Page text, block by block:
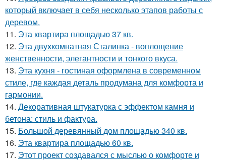
который включает в себя несколько этапов работы с
деревом.
11. Эта квартира площадью 37 кв.
12. Эта двухкомнатная Сталинка - воплощение
женственности, элегантности и тонкого вкуса.
13. Эта кухня - гостиная оформлена в современном
стиле, где каждая деталь продумана для комфорта и
гармонии.
14. Декоративная штукатурка с эффектом камня и
бетона: стиль и фактура.
15. Большой деревянный дом площадью 340 кв.
16. Эта квартира площадью 60 кв.
17. Этот проект создавался с мыслью о комфорте и